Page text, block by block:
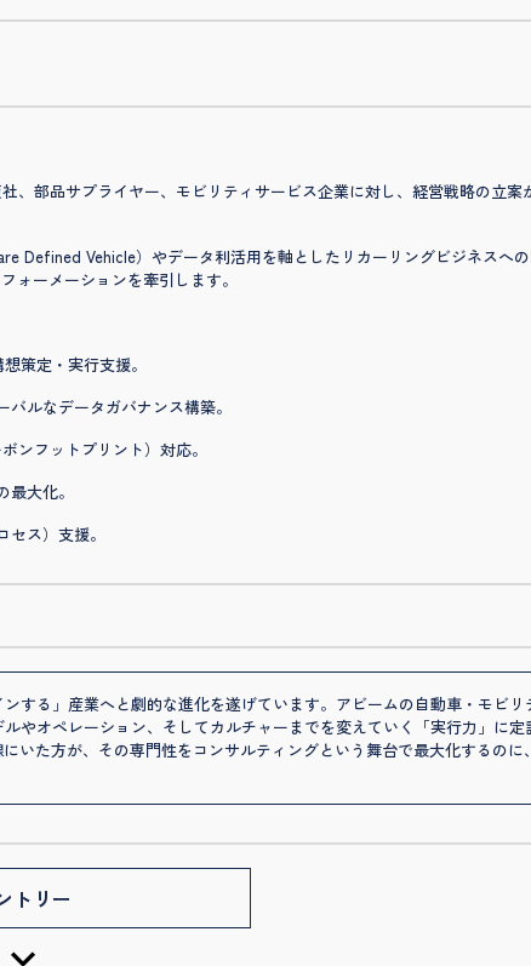
、部品サプライヤー、モビリティサービス企業に対し、経営戦略の立案
Defined Vehicle）やデータ利活用を軸としたリカーリングビジネスへ
ォーメーションを牽引します。
策定・実行支援。
ルなデータガバナンス構築。
ンフットプリント）対応。
大化。
ス）支援。
する」産業へと劇的な進化を遂げています。アビームの自動車・モビリ
やオペレーション、そしてカルチャーまでを変えていく「実行力」に定
いた方が、その専門性をコンサルティングという舞台で最大化するのに
トリー